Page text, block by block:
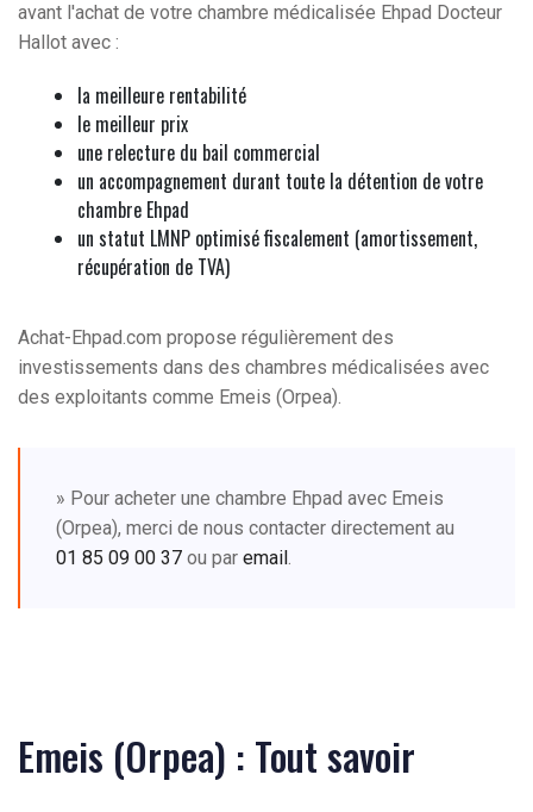
avant l'achat de votre chambre médicalisée Ehpad Docteur
Hallot avec :
la meilleure rentabilité
le meilleur prix
une relecture du bail commercial
un accompagnement durant toute la détention de votre
chambre Ehpad
un statut LMNP optimisé fiscalement (amortissement,
récupération de TVA)
Achat-Ehpad.com propose régulièrement des
investissements dans des chambres médicalisées avec
des exploitants comme Emeis (Orpea).
» Pour acheter une chambre Ehpad avec Emeis
(Orpea), merci de nous contacter directement au
01 85 09 00 37 ou par email .
Emeis (Orpea) : Tout savoir